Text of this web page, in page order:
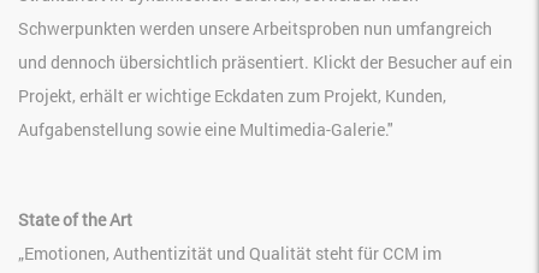
Schwerpunkten werden unsere Arbeitsproben nun umfangreich
und dennoch übersichtlich präsentiert. Klickt der Besucher auf ein
Projekt, erhält er wichtige Eckdaten zum Projekt, Kunden,
Aufgabenstellung sowie eine Multimedia-Galerie."
State of the Art
„Emotionen, Authentizität und Qualität steht für CCM im